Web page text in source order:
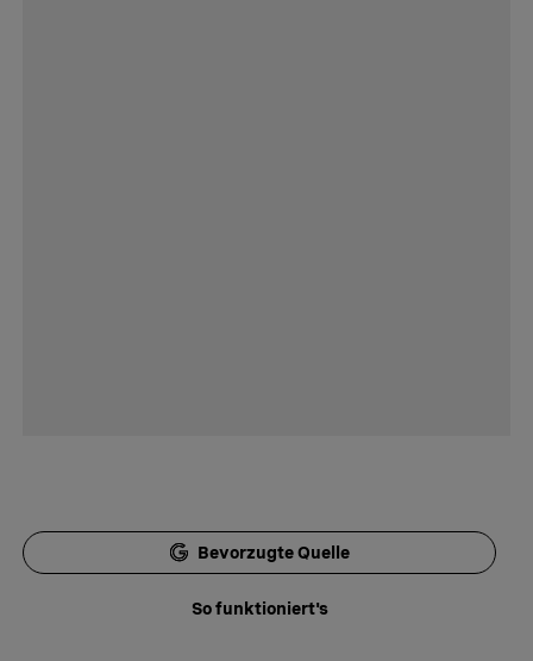
Bevorzugte Quelle
So funktioniert's